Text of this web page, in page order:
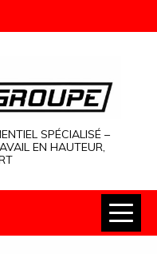
SPÉCIALISÉ –
EN HAUTEUR,